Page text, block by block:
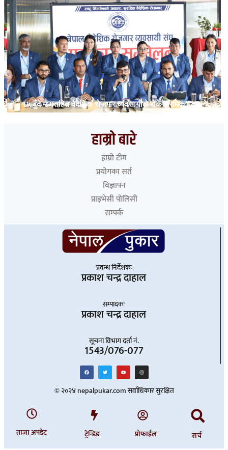
१५ बुँदे मागसहित वैदेशिक रोजगार व्यवसायीले रोके श्रमिक पठाउने
काम
हाम्रो बारे
हाम्रो टीम
प्रयोगका सर्त
विज्ञापन
प्राइभेसी पोलिसी
सम्पर्क
प्रवन्ध निर्देशकः
प्रकाश चन्द्र दाहाल
सम्पादकः
प्रकाश चन्द्र दाहाल
सूचना विभाग दर्ता नं.
1543/076-077
© २०२४ nepalpukar.com सर्वाधिकार सुरक्षित
ताजा अपडेट ट्रेन्डिङ प्रोफाईल सर्च